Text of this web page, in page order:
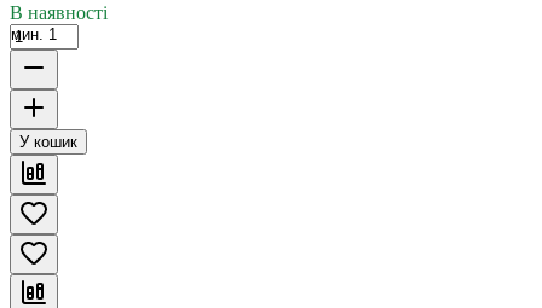
В наявності
мин. 1
У кошик